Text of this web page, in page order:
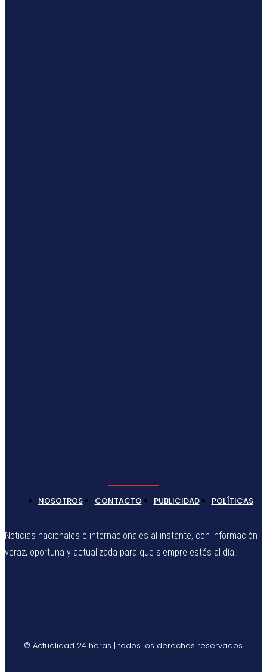
NOSOTROS CONTACTO PUBLICIDAD POLÍTICAS
Noticias nacionales e internacionales al instante, con información
veraz, oportuna y actualizada para que siempre estés al día.
© Actualidad 24 horas | todos los derechos reservados.